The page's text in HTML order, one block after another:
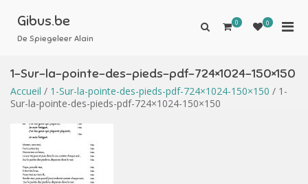
contenu
Gibus.be
De Spiegeleer Alain
Afficher
recherche
0 0
1-Sur-la-pointe-des-pieds-pdf-724×1024-150×150
Accueil / 1-Sur-la-pointe-des-pieds-pdf-724×1024-150×150 / 1-
Sur-la-pointe-des-pieds-pdf-724×1024-150×150